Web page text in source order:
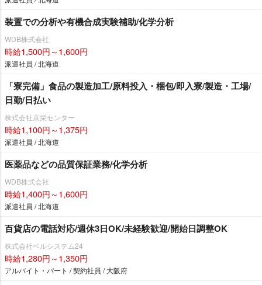
装置での分析や有機合成実験補助/化学分析
WDB株式会社
時給1,500円～1,600円
派遣社員 / 北海道
「寮完備」食品の製造加工/原料投入・梱包/即入寮/製造・工場/
日勤/日払い
株式会社京栄センター
時給1,100円～1,375円
派遣社員 / 北海道
医薬品などの品質保証業務/化学分析
WDB株式会社
時給1,400円～1,600円
派遣社員 / 北海道
百貨店の電話対応/週休3日OK/未経験歓迎/開始日調整OK
株式会社ベルシステム24
時給1,280円～1,350円
アルバイト・パート / 契約社員 / 大阪府